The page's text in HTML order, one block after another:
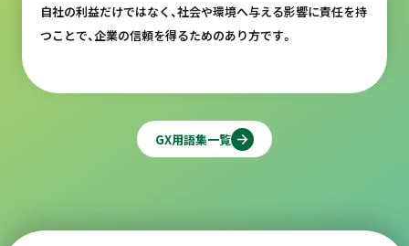
自社の利益だけではなく、社会や環境へ与える影響に責任を持
つことで、企業の信頼を得るためのあり方です。
GX用語集一覧